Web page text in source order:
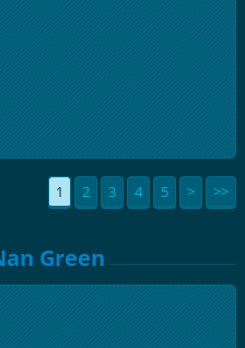
1 2 3 4 5 > >>
Green